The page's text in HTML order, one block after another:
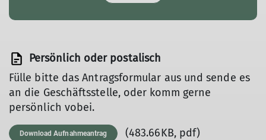
Persönlich oder postalisch
Fülle bitte das Antragsformular aus und sende es
an die Geschäftsstelle, oder komm gerne
persönlich vobei.
Download Aufnahmeantrag (483.66KB, pdf)